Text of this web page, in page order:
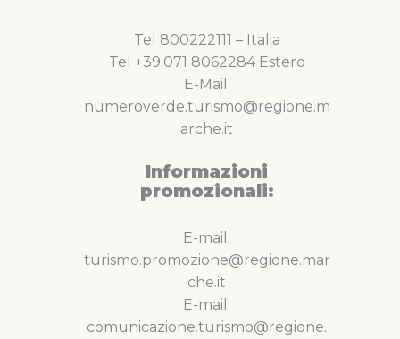
Tel 800222111 – Italia
Tel +39.071 8062284 Estero
E-Mail:
numeroverde.turismo@regione.m
arche.it
Informazioni
promozionali:
E-mail:
turismo.promozione@regione.mar
che.it
E-mail:
comunicazione.turismo@regione.